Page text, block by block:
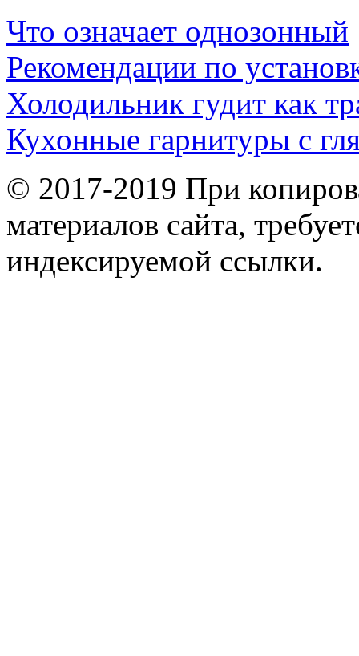
Что означает однозонный
Рекомендации по
Холодильник гудит как
Кухонные гарнитуры с
© 2017-2019 При
материалов сайта,
индексируемой ссылки.